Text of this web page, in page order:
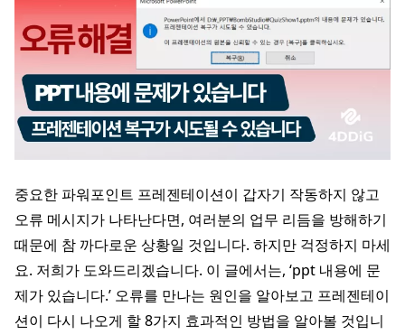
중요한 파워포인트 프레젠테이션이 갑자기 작동하지 않고
오류 메시지가 나타난다면, 여러분의 업무 리듬을 방해하기
때문에 참 까다로운 상황일 것입니다. 하지만 걱정하지 마세
요. 저희가 도와드리겠습니다. 이 글에서는, ‘ppt 내용에 문
제가 있습니다.’ 오류를 만나는 원인을 알아보고 프레젠테이
션이 다시 나오게 할 8가지 효과적인 방법을 알아볼 것입니